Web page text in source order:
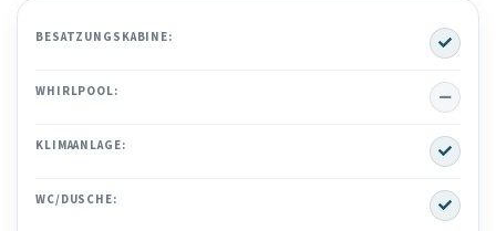
BESATZUNGSKABINE: Yes
WHIRLPOOL: No
KLIMAANLAGE: Yes
WC/DUSCHE: Yes